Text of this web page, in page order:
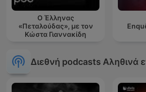
Ο Έλληνας
«Πεταλούδας», με τον
Κώστα Γιαννακίδη
Διεθνή podcasts Αληθινά